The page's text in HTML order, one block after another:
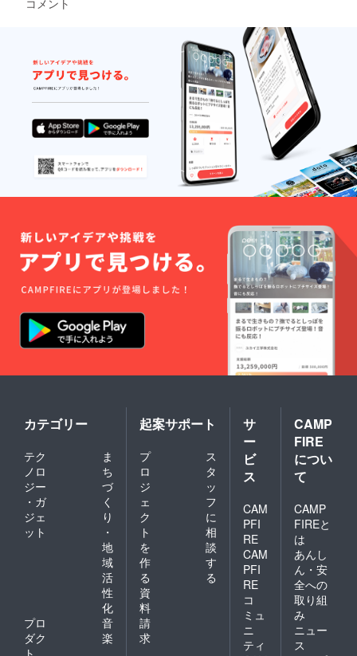
手に入
りませ
ん。是
非この
機会に
お買い
求め下
さい。
※感謝の
気持ち
をこめ
て御礼
のメー
ルも送
す。
換・技
術提供
を行い
なが
ら、高
品質帯
での個
性を生
み出し
てきま
した。
一度食
べるだ
けでは
うなぎ
の本当
の魅力
は伝わ
りきれ
ませ
ん。食
べる度
に新し
と美味
しさが
ある。
浜名湖
うなぎ
の「歴
史の
味」の
正体で
す。24
と向き
合い続
けた私
共生産
者の鰻
愛を是
非ご賞
味くだ
さい。
※感謝の
気持ち
をこめ
なぎ
部」で
は、蒸
し器や
グリル
がなく
てもフ
ライパ
ン一つ
で美味
しくお
手軽に
焼ける
方法を
ていま
す。 是
非地元
高校生
達と一
緒に美
味しい
蒲焼調
理法を
てくだ
さいね♪
※感謝の
た御礼
のメー
ルも送
らせて
頂きま
す。
湖のほ
とりで
地下水
を汲み
上げて
池づく
りをし
ていま
す。 汽
水湖の
ため、
同じ地
点の地
下水で
も深さ
によっ
て塩分
や水質
がまる
で違い
ます。
隣の養
鰻場に
更に変
わって
きま
各々の
池に
合った
育て方
を極
には積
極的に
情報交
換・技
術提供
を行い
なが
ら、高
品質帯
での個
性を生
み出し
も満喫
できま
す。 蒲
焼の作
り方が
分から
ないと
いう方
も多い
と思い
ます
が、高
校生う
なぎ
名湖立
うな重
高校う
なぎ
部」で
は、蒸
し器や
グリル
がなく
てもフ
ライパ
ン一つ
焼ける
方法を
紹介し
ていま
す。 是
高校生
達と一
緒に美
味しい
蒲焼調
理法を
習得し
てくだ
さいね♪
受け継
いで、
熟練の
技術を
持った
精鋭中
の精鋭
が今生
き残っ
ている
養鰻家
す。 そ
んな浜
特徴は
長い歴
史と複
雑な浜
名湖の
地形と
汽水が
生み出
した多
彩さで
す。浜
名湖う
は、直
接浜名
湖の水
を引い
ている
わけで
本的に
は浜名
湖のほ
とりで
地下水
を汲み
上げて
池づく
りをし
ていま
す。 汽
が特徴
です。
鰻嫌い
な人で
も、蒲
焼は無
理だけ
ど白焼
きが好
きな人
も多い
い、実
は人気
ので
す。 蒲
焼とは
全く違
う鰻本
来の味
を堪能
できる
だけで
はな
焼きに
事で蒲
焼を作
る事が
でき、
ご自身
で好み
の蒲焼
楽しさ
も満喫
できま
す。 蒲
焼の作
り方が
分から
ないと
いう方
も多い
と思い
ます
にて発
送日よ
り30日
間
※「浜名
湖うな
ぎ」
は、
じっく
り期間
をかけ
て飼育
したの
で小骨
とがあ
りま
す。
1900年
に浜名
湖から
始まっ
た鰻の
養殖。
生産量
県に
の、歴
史の長
さは日
本一。
多くの
先人達
の汗と
受け継
いで、
熟練の
技術を
持った
精鋭中
の精鋭
が今生
き残っ
ている
養鰻家
達で
蔵保存
にて発
送日よ
り30日
間
※「浜名
湖うな
ぎ」
は、
じっく
り期間
をかけ
て飼育
したの
なるこ
とがあ
りま
す。 浜
名湖周
辺には
生産者
直売店
があり
松・湖
ならで
はの昼
食文化
と重な
り、白
焼きの
お持ち
門店も
多いの
が特徴
です。
鰻嫌い
な人で
も、蒲
焼は無
理だけ
ど白焼
きが好
きな人
者の組
合「丸
浜」）
〒431-
0203
静岡県
浜松市
西区馬
郡町
2465 ■
当イベ
ント限
定■ 当
商品に
湖立う
な重高
校うな
ぎ部部
長イル
ちゃん
をあし
らった
熨斗を
致しま
す。 ■
賞味期
蔵保存
にて発
送日よ
り30日
※「浜名
湖うな
は、
じっく
り期間
をかけ
て飼育
したの
で小骨
が気に
なるこ
とがあ
りま
す。 蒲
カテゴリー
テク
ノロ
ジー
・ガ
ジェ
ット
ま
ち
づ
く
り
・
地
域
活
性
化
プロ
ダク
ト
音
楽
起案サポート
プ
ロ
ジ
ェ
ク
ト
を
作
る
ス
タ
ッ
フ
に
相
談
す
る
資
料
請
求
サ
ー
ビ
ス
CAM
PFI
RE
CAM
PFI
RE
コ
ミュ
ニ
ティ
CAMP
FIRE
につい
て
CAMP
FIREと
は
あんし
ん・安
全への
取り組
み
ニュー
ス